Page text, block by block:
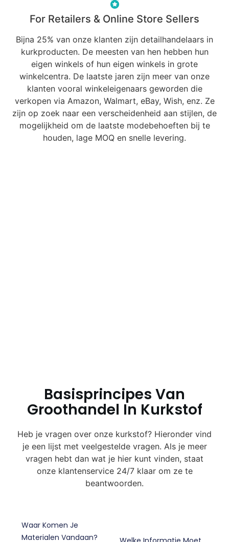
For Retailers & Online Store Sellers
Bijna 25% van onze klanten zijn detailhandelaars in
kurkproducten. De meesten van hen hebben hun
eigen winkels of hun eigen winkels in grote
winkelcentra. De laatste jaren zijn meer van onze
klanten vooral winkeleigenaars geworden die
verkopen via Amazon, Walmart, eBay, Wish, enz. Ze
zijn op zoek naar een verscheidenheid aan stijlen, de
mogelijkheid om de laatste modebehoeften bij te
houden, lage MOQ en snelle levering.
Basisprincipes Van
Groothandel In Kurkstof
Heb je vragen over onze kurkstof? Hieronder vind
je een lijst met veelgestelde vragen. Als je meer
vragen hebt dan wat je hier kunt vinden, staat
onze klantenservice 24/7 klaar om ze te
beantwoorden.
Waar Komen Je
Materialen Vandaan?